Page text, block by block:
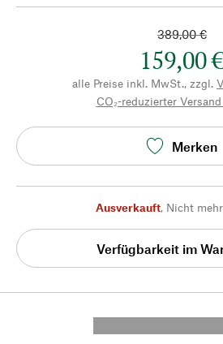
389,00 €
159,00
alle Preise inkl. MwSt., zzgl.
CO₂-reduzierter
Merken
Ausverkauft, Nicht
Verfügbarkeit im